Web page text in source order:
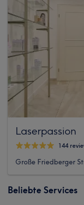
Laserpassion
144
Große Friedberger
Beliebte Services